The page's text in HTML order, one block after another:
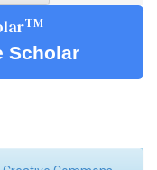
TM
Scholar